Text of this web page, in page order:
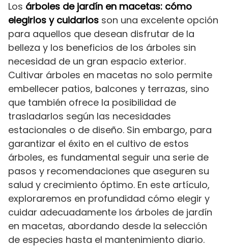
Los árboles de jardín en macetas: cómo
elegirlos y cuidarlos son una excelente opción
para aquellos que desean disfrutar de la
belleza y los beneficios de los árboles sin
necesidad de un gran espacio exterior.
Cultivar árboles en macetas no solo permite
embellecer patios, balcones y terrazas, sino
que también ofrece la posibilidad de
trasladarlos según las necesidades
estacionales o de diseño. Sin embargo, para
garantizar el éxito en el cultivo de estos
árboles, es fundamental seguir una serie de
pasos y recomendaciones que aseguren su
salud y crecimiento óptimo. En este artículo,
exploraremos en profundidad cómo elegir y
cuidar adecuadamente los árboles de jardín
en macetas, abordando desde la selección
de especies hasta el mantenimiento diario.